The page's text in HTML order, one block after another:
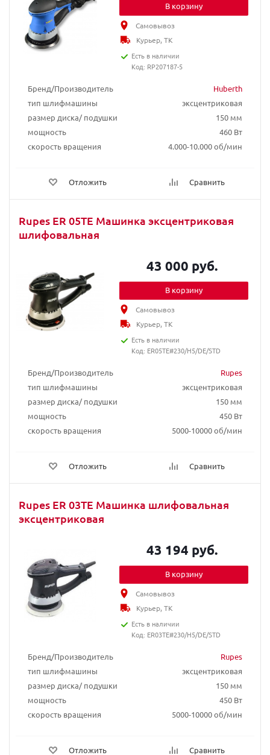
Бренд/Производитель
Huberth
тип шлифмашины
эксцентриковая
размер диска/ подушки
150 мм
мощность
460 Вт
скорость вращения
4.000-10.000 об/мин
Отложить Сравнить
В корзину
Самовывоз
Курьер, ТК
Есть в наличии
Код: RP207187-5
Rupes ER 05TE Машинка эксцентриковая
шлифовальная
Бренд/Производитель
Rupes
тип шлифмашины
эксцентриковая
размер диска/ подушки
150 мм
мощность
450 Вт
скорость вращения
5000-10000 об/мин
Отложить Сравнить
43 000 руб.
В корзину
Самовывоз
Курьер, ТК
Есть в наличии
Код: ER05TE#230/H5/DE/STD
Rupes ER 03TE Машинка шлифовальная
эксцентриковая
Бренд/Производитель
Rupes
тип шлифмашины
эксцентриковая
размер диска/ подушки
150 мм
мощность
450 Вт
скорость вращения
5000-10000 об/мин
Отложить Сравнить
43 194 руб.
В корзину
Самовывоз
Курьер, ТК
Есть в наличии
Код: ER03TE#230/H5/DE/STD